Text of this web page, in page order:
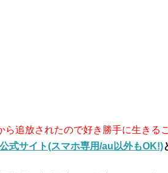
ら追放されたので好き勝手に生きる
式サイト(スマホ専用/au以外もOK!)